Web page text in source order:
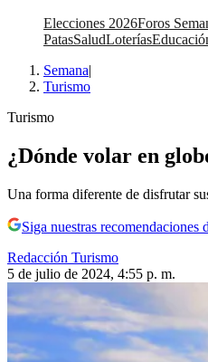
Elecciones 2026Foros
PatasSaludLoterías
Semana|
Turismo
Turismo
¿Dónde volar en
Una forma diferente de disfrutar
Siga nuestras
Redacción Turismo
5 de julio de 2024, 4:55 p. m.